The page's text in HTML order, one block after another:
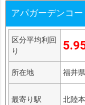
アパガーデンコ
区分平均利回
り
所在地 福井
最寄り駅 北陸